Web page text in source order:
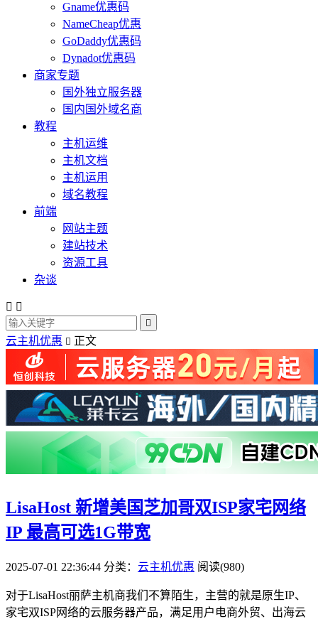
Gname优惠码
NameCheap优惠
GoDaddy优惠码
Dynadot优惠码
商家专题
国外独立服务器
国内国外域名商
教程
主机运维
主机文档
主机运用
域名教程
前端
网站主题
建站技术
资源工具
杂谈
 

云主机优惠  正文
LisaHost 新增美国芝加哥双ISP家宅网络
IP 最高可选1G带宽
2025-07-01 22:36:44 分类： 云主机优惠 阅读(980)
对于LisaHost丽萨主机商我们不算陌生，主营的就是原生IP、
家宅双ISP网络的云服务器产品，满足用户电商外贸、出海云